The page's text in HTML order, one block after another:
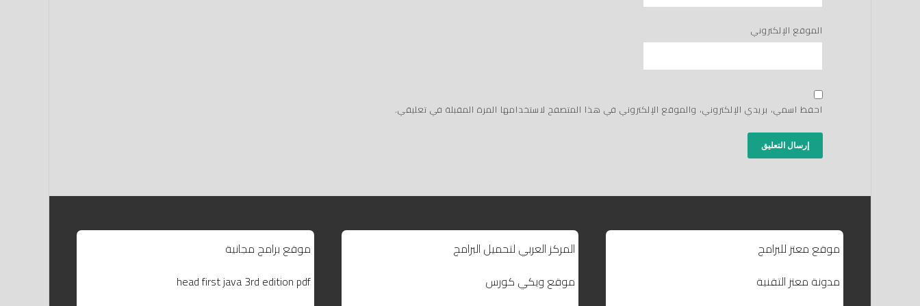
الموقع الإلكتروني
احفظ اسمي، بريدي الإلكتروني، والموقع الإلكتروني في هذا المتصفح لاستخدامها المرة المقبلة في تعليقي.
موقع معتز للبرامج
مدونة معتز التقنية
المركز العربي لتحميل البرامج
موقع ويكي كورس
موقع برامج مجانية
head first java 3rd edition pdf